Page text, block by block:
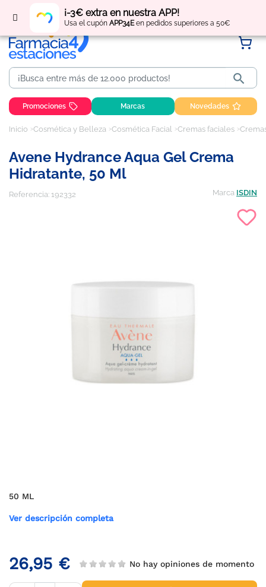
¡-3€ extra en nuestra APP!
Usa el cupón APP34Een pedidos superiores a 50€
Regístratey obtén puntos por tus compras

Promociones Marcas Novedades
Inicio Cosmética y Belleza Cosmética Facial Cremas faciales
Avene Hydrance Aqua Gel Crema
Hidratante, 50 Ml
Referencia: 192332 Marca ISDIN
50 ML
Ver descripción completa
26,95 € No hay opiniones de momento